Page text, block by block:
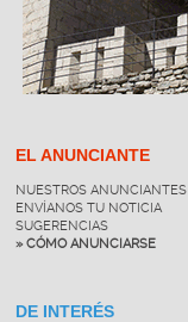
EL ANUNCIANTE
NUESTROS ANUNCIANTES
ENVÍANOS TU NOTICIA
SUGERENCIAS
» CÓMO ANUNCIARSE
DE INTERÉS